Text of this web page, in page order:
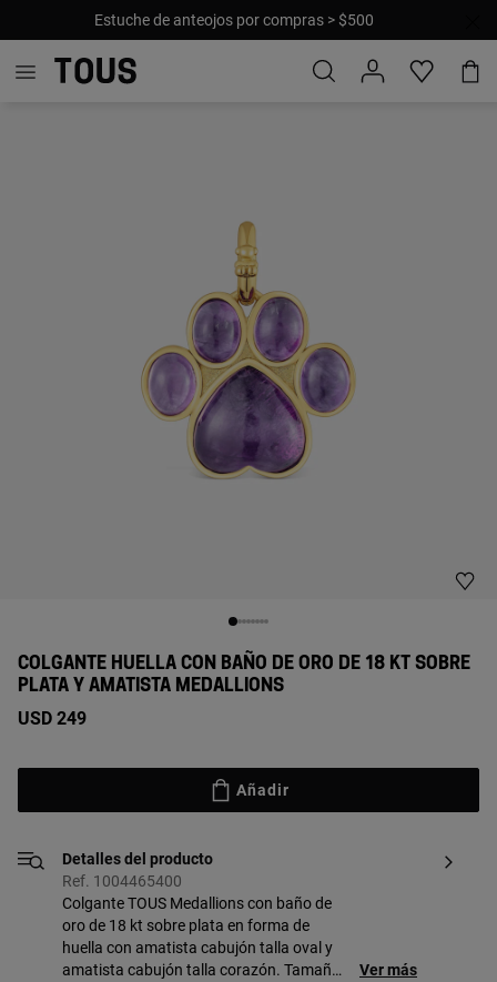
Estuche de anteojos por compras > $500
COLGANTE HUELLA CON BAÑO DE ORO DE 18 KT SOBRE
PLATA Y AMATISTA MEDALLIONS
USD 249
Añadir
Detalles del producto
Ref. 1004465400
Colgante TOUS Medallions con baño de
oro de 18 kt sobre plata en forma de
huella con amatista cabujón talla oval y
amatista cabujón talla corazón. Tamaño
Ver más